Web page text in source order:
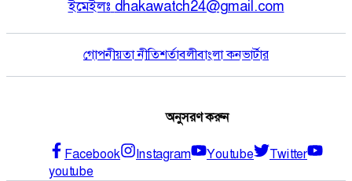
ইমেইলঃ dhakawatch24@gmail.com
গোপনীয়তা নীতিশর্তাবলীবাংলা কনভার্টার
অনুসরণ করুন
Facebook Instagram Youtube
Twitter
youtube